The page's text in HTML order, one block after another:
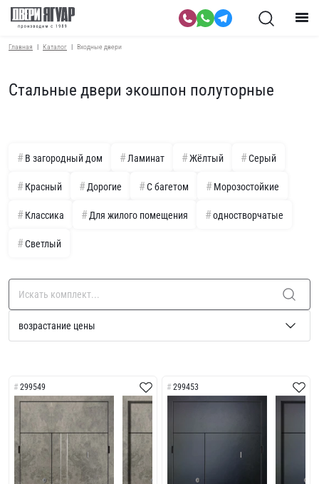
Главная Каталог Входные двери
Стальные двери экошпон полуторные
В загородный дом Ламинат Жёлтый Серый
Красный Дорогие С багетом Морозостойкие
Классика Для жилого помещения одностворчатые
Светлый
299549 299453